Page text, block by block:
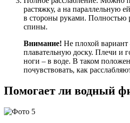
растяжку, а на параллельную
в стороны руками. Полностью
спины.
Внимание! Не плохой вариант
плавательную доску. Плечи и
ноги – в воде. В таком
почувствовать, как
Помогает ли водный